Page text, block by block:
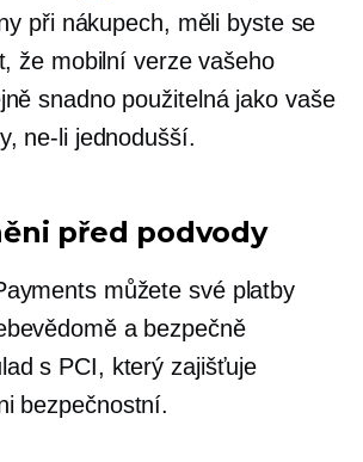
při nákupech, měli byste se
že mobilní verze vašeho
snadno použitelná jako vaše
ne-li jednodušší.
před podvody
můžete své platby
a bezpečně
s PCI, který zajišťuje
bezpečnostní.